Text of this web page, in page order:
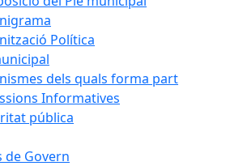
Política
dels quals forma part
Informatives
pública
de Govern